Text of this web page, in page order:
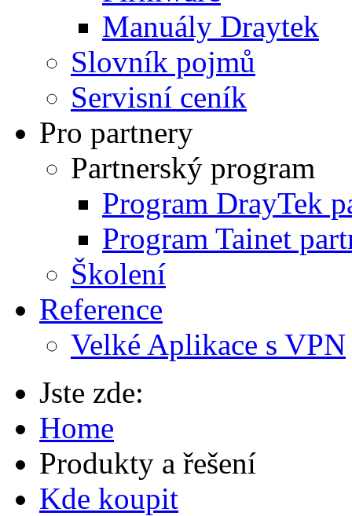
Manuály Draytek
Slovník pojmů
Servisní ceník
Pro partnery
Partnerský program
Program DrayTek
Program Tainet
Školení
Reference
Velké Aplikace s VPN
Jste zde:
Home
Produkty a řešení
Kde koupit